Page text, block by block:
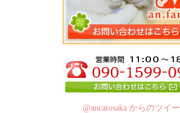
@ancatosaka からのツイ